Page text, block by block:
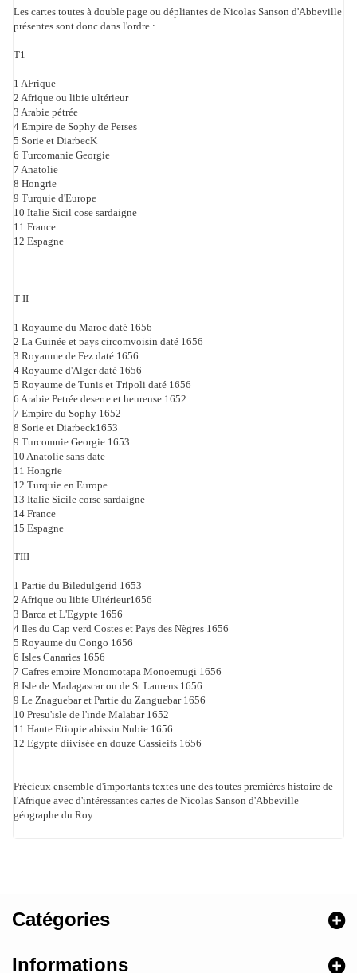
Les cartes toutes à double page ou dépliantes de Nicolas Sanson d'Abbeville
présentes sont donc dans l'ordre :
T1
1 AFrique
2 Afrique ou libie ultérieur
3 Arabie pétrée
4 Empire de Sophy de Perses
5 Sorie et DiarbecK
6 Turcomanie Georgie
7 Anatolie
8 Hongrie
9 Turquie d'Europe
10 Italie Sicil cose sardaigne
11 France
12 Espagne
T II
1 Royaume du Maroc daté 1656
2 La Guinée et pays circomvoisin daté 1656
3 Royaume de Fez daté 1656
4 Royaume d'Alger daté 1656
5 Royaume de Tunis et Tripoli daté 1656
6 Arabie Petrée deserte et heureuse 1652
7 Empire du Sophy 1652
8 Sorie et Diarbeck1653
9 Turcomnie Georgie 1653
10 Anatolie sans date
11 Hongrie
12 Turquie en Europe
13 Italie Sicile corse sardaigne
14 France
15 Espagne
TIII
1 Partie du Biledulgerid 1653
2 Afrique ou libie Ultérieur1656
3 Barca et L'Egypte 1656
4 Iles du Cap verd Costes et Pays des Nègres 1656
5 Royaume du Congo 1656
6 Isles Canaries 1656
7 Cafres empire Monomotapa Monoemugi 1656
8 Isle de Madagascar ou de St Laurens 1656
9 Le Znaguebar et Partie du Zanguebar 1656
10 Presu'isle de l'inde Malabar 1652
11 Haute Etiopie abissin Nubie 1656
12 Egypte diivisée en douze Cassieifs 1656
Précieux ensemble d'importants textes une des toutes premières histoire de
l'Afrique avec d'intéressantes cartes de Nicolas Sanson d'Abbeville
géographe du Roy.
Catégories
Informations